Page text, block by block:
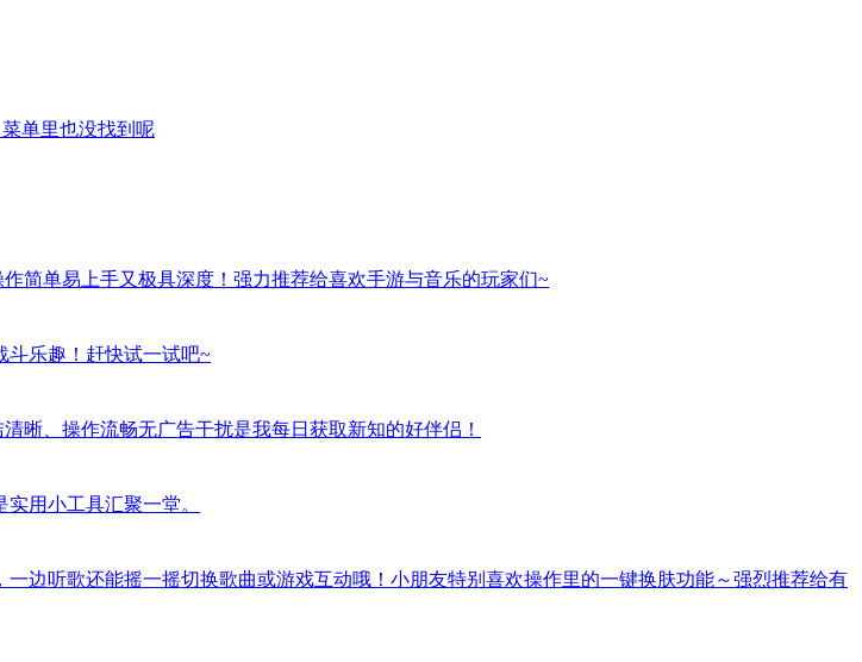
单里也没找到呢
简单易上手又极具深度！强力推荐给喜欢手游与音乐的玩家们~
斗乐趣！赶快试一试吧~
晰、操作流畅无广告干扰是我每日获取新知的好伴侣！
用小工具汇聚一堂。
边听歌还能摇一摇切换歌曲或游戏互动哦！小朋友特别喜欢操作里的一键换肤功能～强烈推荐给有